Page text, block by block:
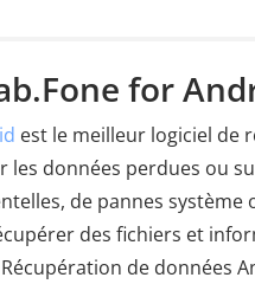
for
est le meilleur logiciel de
données perdues ou
de pannes
des fichiers et
de données